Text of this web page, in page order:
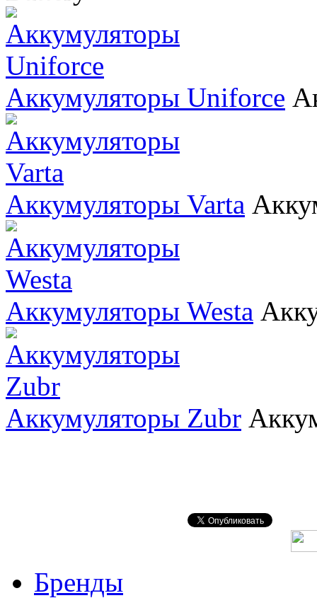
Аккумуляторы Uniforce
Аккумуляторы Varta
Аккумуляторы Westa
Аккумуляторы Zubr
Бренды